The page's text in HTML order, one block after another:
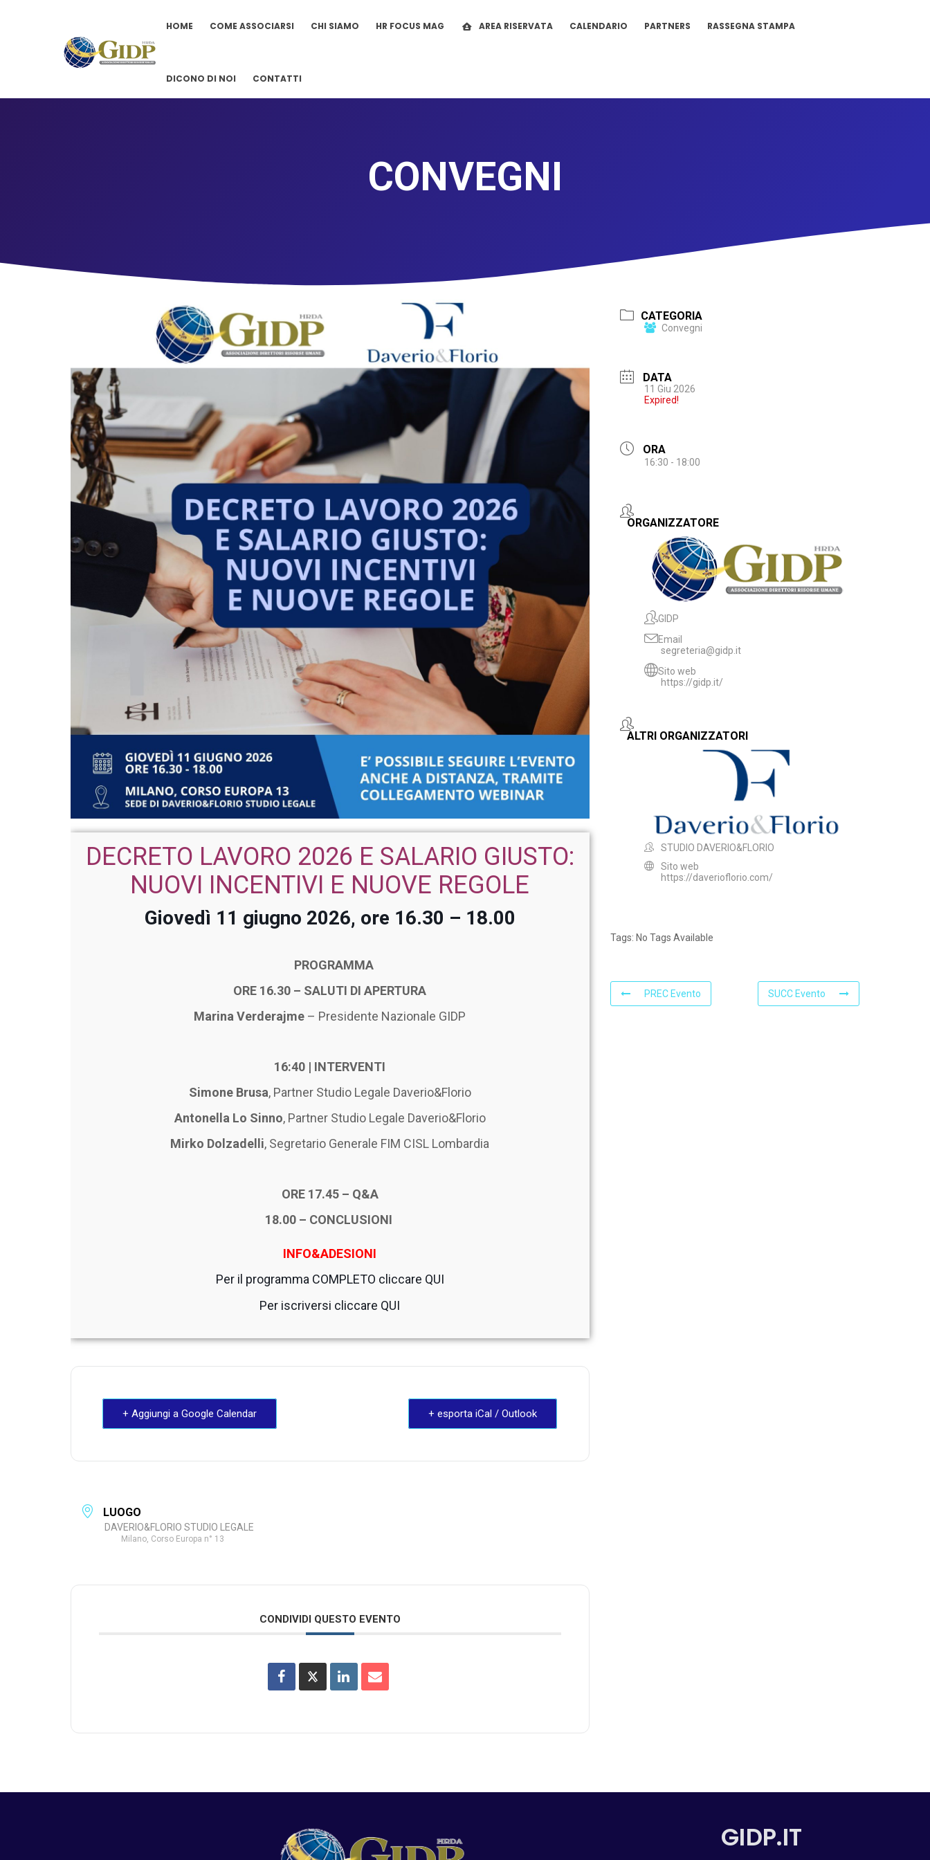
HOME COME ASSOCIARSI CHI SIAMO HR FOCUS MAG AREA RISERVATA CALENDARIO PARTNERS RASSEGNA STAMPA
DICONO DI NOI CONTATTI
CONVEGNI
DECRETO LAVORO 2026 E SALARIO GIUSTO:
NUOVI INCENTIVI E NUOVE REGOLE
Giovedì 11 giugno 2026, ore 16.30 – 18.00
PROGRAMMA
ORE 16.30 – SALUTI DI APERTURA
Marina Verderajme – Presidente Nazionale GIDP
16:40 | INTERVENTI
Simone Brusa, Partner Studio Legale Daverio&Florio
Antonella Lo Sinno, Partner Studio Legale Daverio&Florio
Mirko Dolzadelli, Segretario Generale FIM CISL Lombardia
ORE 17.45 – Q&A
18.00 – CONCLUSIONI
INFO&ADESIONI
Per il programma COMPLETO cliccare QUI
Per iscriversi cliccare QUI
+ Aggiungi a Google Calendar + esporta iCal / Outlook
LUOGO
DAVERIO&FLORIO STUDIO LEGALE
Milano, Corso Europa n° 13
CONDIVIDI QUESTO EVENTO
CATEGORIA
Convegni
DATA
11 Giu 2026
Expired!
ORA
16:30 - 18:00
ORGANIZZATORE
GIDP
Email
segreteria@gidp.it
Sito web
https://gidp.it/
ALTRI ORGANIZZATORI
STUDIO DAVERIO&FLORIO
Sito web
https://daverioflorio.com/
Tags: No Tags Available
PREC Evento SUCC Evento
GIDP.IT